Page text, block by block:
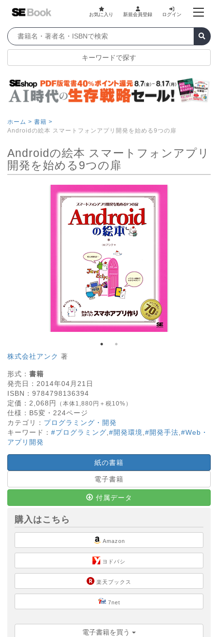
お気に入り 新規会員登録 ログイン
キーワードで探す
ホーム > 書籍 >
Androidの絵本 スマートフォンアプリ開発を始める9つの扉
Androidの絵本 スマートフォンアプリ
開発を始める9つの扉
株式会社アンク 著
形式： 書籍
発売日： 2014年04月21日
ISBN： 9784798136394
定価： 2,068 円 （本体1,880円＋税10%）
仕様： B5変・ 224ページ
カテゴリ： プログラミング・開発
キーワード： #プログラミング #開発環境 #開発手法 #Web・
アプリ開発
紙の書籍
電子書籍
付属データ
購入はこちら
Amazon
ヨドバシ
楽天ブックス
7net
電子書籍を買う